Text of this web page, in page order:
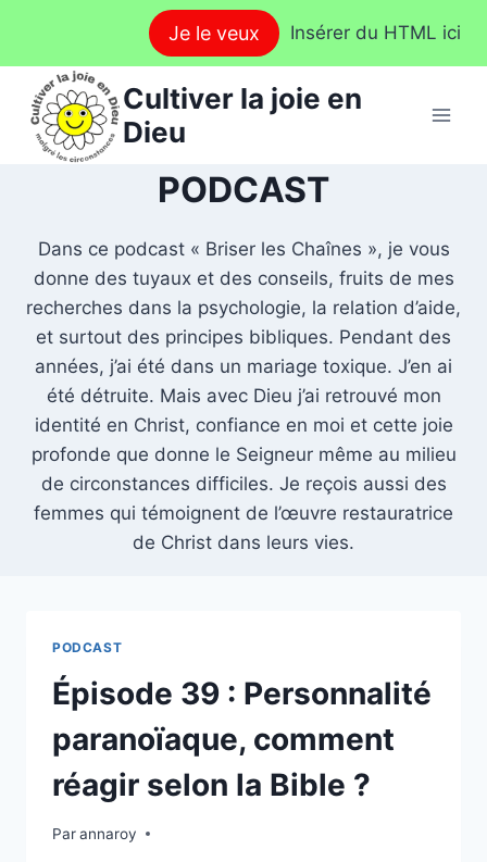
contenu
Je le veux Insérer du HTML ici
Cultiver la joie en
Dieu
PODCAST
Dans ce podcast « Briser les Chaînes », je vous
donne des tuyaux et des conseils, fruits de mes
recherches dans la psychologie, la relation d’aide,
et surtout des principes bibliques. Pendant des
années, j’ai été dans un mariage toxique. J’en ai
été détruite. Mais avec Dieu j’ai retrouvé mon
identité en Christ, confiance en moi et cette joie
profonde que donne le Seigneur même au milieu
de circonstances difficiles. Je reçois aussi des
femmes qui témoignent de l’œuvre restauratrice
de Christ dans leurs vies.
PODCAST
Épisode 39 : Personnalité
paranoïaque, comment
réagir selon la Bible ?
Parannaroy